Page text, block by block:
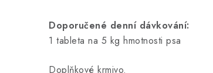
Doporučené denní dávkování:
1 tableta na 5 kg hmotnosti psa
Doplňkové krmivo.